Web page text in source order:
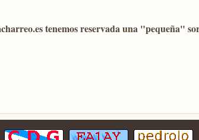
tenemos reservada una "pequeña"